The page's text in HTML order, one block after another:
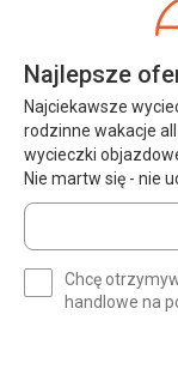
Najlepsze
Najciekawsze
rodzinne wakacje
wycieczki
Nie martw się - nie
Wprowadź
swój
(wymagane)
Chcę
handlowe na